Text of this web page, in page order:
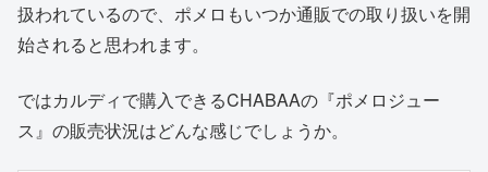
扱われているので、ポメロもいつか通販での取り扱いを開
始されると思われます。
ではカルディで購入できるCHABAAの『ポメロジュー
ス』の販売状況はどんな感じでしょうか。